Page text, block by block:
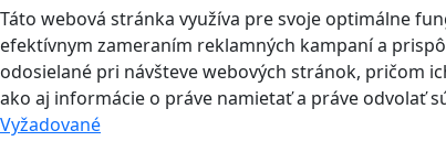
Táto webová stránka využíva pre svoje optimálne
efektívnym zameraním reklamných kampaní a
odosielané pri návšteve webových stránok, pričom
ako aj informácie o práve namietať a práve odvolať
Vyžadované